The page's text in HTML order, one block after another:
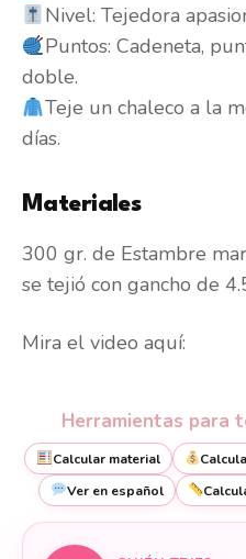
Nivel: Tejedora
Puntos: Cadeneta,
doble.
Teje un chaleco a la
días.
Materiales
300 gr. de Estambre
se tejió con gancho de
Mira el video aquí:
Herramientas para
Calcular material
Ver en español